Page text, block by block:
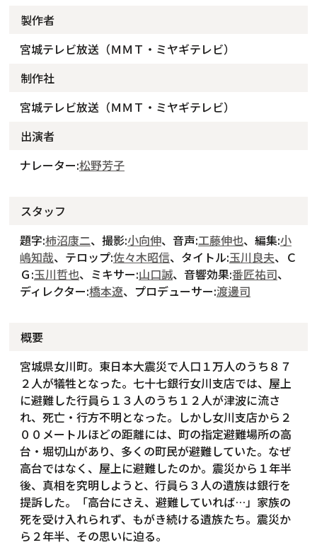
製作者
宮城テレビ放送（ＭＭＴ・ミヤギテレビ）
制作社
宮城テレビ放送（ＭＭＴ・ミヤギテレビ）
出演者
ナレーター:松野芳子
スタッフ
題字:柿沼康二、撮影:小向伸、音声:工藤伸也、編集:小
嶋知哉、テロップ:佐々木昭信、タイトル:玉川良夫、Ｃ
Ｇ:玉川哲也、ミキサー:山口誠、音響効果:番匠祐司、
ディレクター:橋本遼、プロデューサー:渡邊司
概要
宮城県女川町。東日本大震災で人口１万人のうち８７
２人が犠牲となった。七十七銀行女川支店では、屋上
に避難した行員ら１３人のうち１２人が津波に流さ
れ、死亡・行方不明となった。しかし女川支店から２
００メートルほどの距離には、町の指定避難場所の高
台・堀切山があり、多くの町民が避難していた。なぜ
高台ではなく、屋上に避難したのか。震災から１年半
後、真相を究明しようと、行員ら３人の遺族は銀行を
提訴した。「高台にさえ、避難していれば…」家族の
死を受け入れられず、もがき続ける遺族たち。震災か
ら２年半、その思いに迫る。